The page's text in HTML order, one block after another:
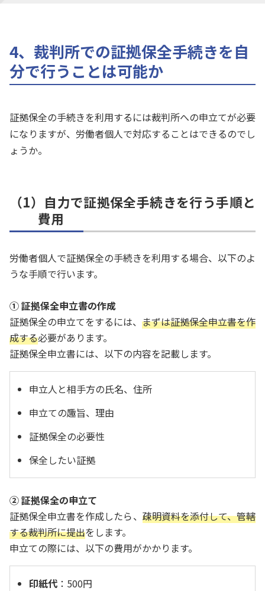
4、裁判所での証拠保全手続きを自
分で行うことは可能か
証拠保全の手続きを利用するには裁判所への申立てが必要
になりますが、労働者個人で対応することはできるのでし
ょうか。
（1）自力で証拠保全手続きを行う手順と
費用
労働者個人で証拠保全の手続きを利用する場合、以下のよ
うな手順で行います。
① 証拠保全申立書の作成
証拠保全の申立てをするには、 まずは証拠保全申立書を作
成する必要があります。
証拠保全申立書には、以下の内容を記載します。
申立人と相手方の氏名、住所
申立ての趣旨、理由
証拠保全の必要性
保全したい証拠
② 証拠保全の申立て
証拠保全申立書を作成したら、 疎明資料を添付して、管轄
する裁判所に提出をします。
申立ての際には、以下の費用がかかります。
印紙代 ：500円